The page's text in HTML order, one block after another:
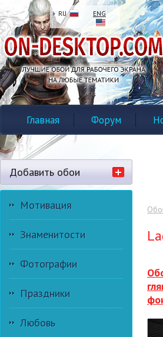
RU ENG
Главная Форум
Добавить обои
Мотивация
Знаменитости
Фотографии
Праздники
Любовь